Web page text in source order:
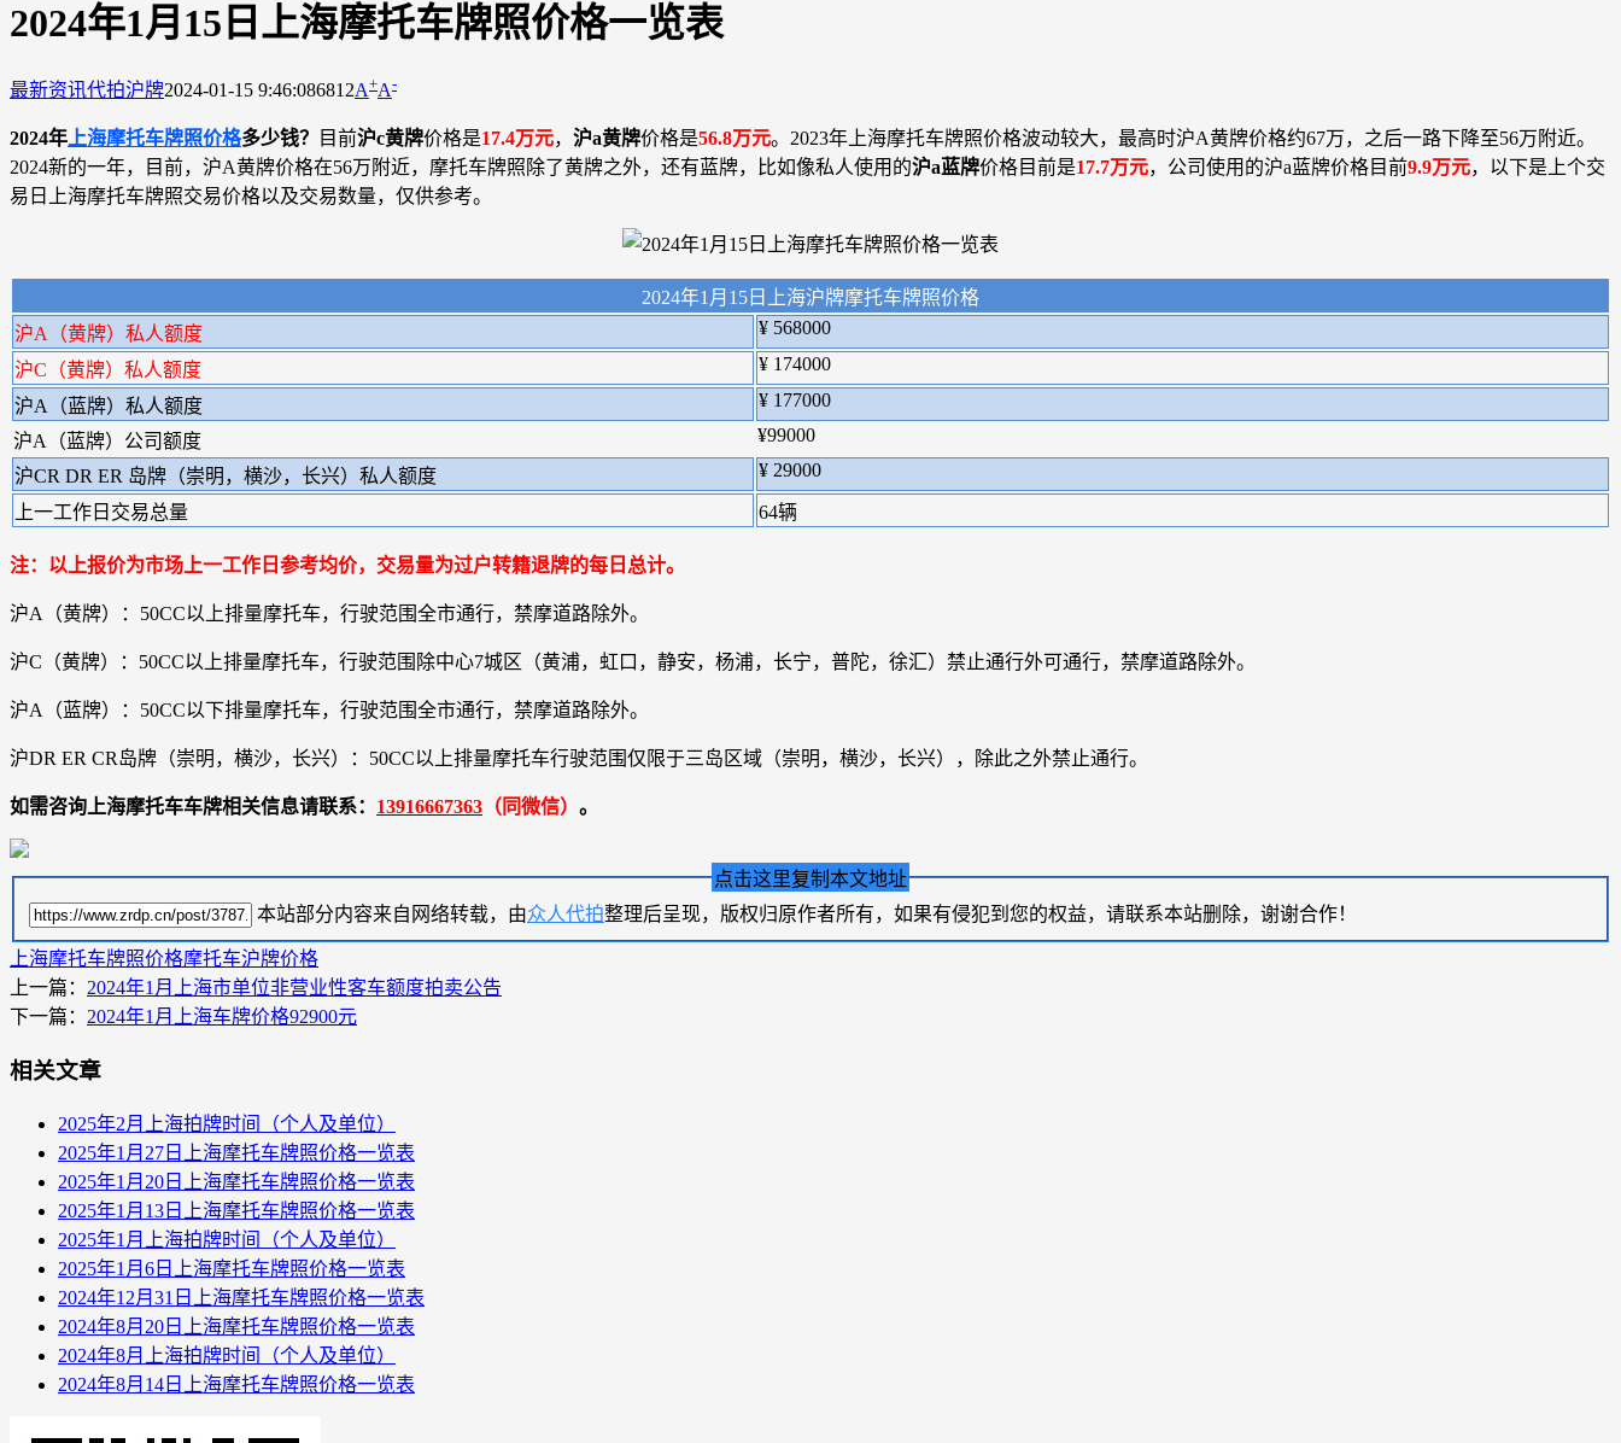
2024年1月15日上海摩托车牌照价格一览表
最新资讯代拍沪牌2024-01-15 9:46:086812A+A-
2024年 上海摩托车牌照价格多少钱？ 目前沪c黄牌价格是17.4万元， 沪a黄牌价格是56.8万元。2023年上海摩托车牌照价格波动较大，最高时沪A黄牌价格约67万，之后一路下降至56万附近。
2024新的一年，目前，沪A黄牌价格在56万附近，摩托车牌照除了黄牌之外，还有蓝牌，比如像私人使用的沪a蓝牌价格目前是17.7万元，公司使用的沪a蓝牌价格目前9.9万元，以下是上个交
易日上海摩托车牌照交易价格以及交易数量，仅供参考。
2024年1月15日上海沪牌摩托车牌照价格
沪A（黄牌）私人额度
¥ 568000
沪C（黄牌）私人额度 ¥ 174000
沪A（蓝牌）私人额度
¥ 177000
沪A（蓝牌）公司额度
¥99000
沪CR DR ER 岛牌（崇明，横沙，长兴）私人额度
¥ 29000
上一工作日交易总量 64辆
注：以上报价为市场上一工作日参考均价，交易量为过户转籍退牌的每日总计。
沪A（黄牌）：50CC以上排量摩托车，行驶范围全市通行，禁摩道路除外。
沪C（黄牌）：50CC以上排量摩托车，行驶范围除中心7城区（黄浦，虹口，静安，杨浦，长宁，普陀，徐汇）禁止通行外可通行，禁摩道路除外。
沪A（蓝牌）：50CC以下排量摩托车，行驶范围全市通行，禁摩道路除外。
沪DR ER CR岛牌（崇明，横沙，长兴）：50CC以上排量摩托车行驶范围仅限于三岛区域（崇明，横沙，长兴），除此之外禁止通行。
如需咨询上海摩托车车牌相关信息请联系： 13916667363 （同微信） 。
点击这里复制本文地址
本站部分内容来自网络转载，由众人代拍整理后呈现，版权归原作者所有，如果有侵犯到您的权益，请联系本站删除，谢谢合作！
上海摩托车牌照价格摩托车沪牌价格
上一篇： 2024年1月上海市单位非营业性客车额度拍卖公告
下一篇： 2024年1月上海车牌价格92900元
相关文章
2025年2月上海拍牌时间（个人及单位）
2025年1月27日上海摩托车牌照价格一览表
2025年1月20日上海摩托车牌照价格一览表
2025年1月13日上海摩托车牌照价格一览表
2025年1月上海拍牌时间（个人及单位）
2025年1月6日上海摩托车牌照价格一览表
2024年12月31日上海摩托车牌照价格一览表
2024年8月20日上海摩托车牌照价格一览表
2024年8月上海拍牌时间（个人及单位）
2024年8月14日上海摩托车牌照价格一览表